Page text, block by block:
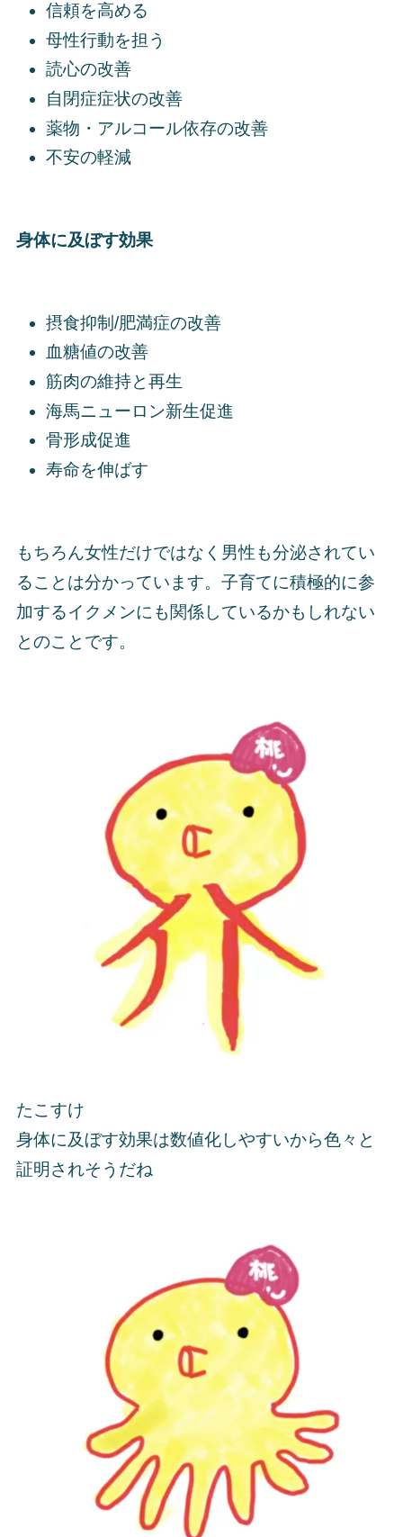
信頼を高める
母性行動を担う
読心の改善
自閉症症状の改善
薬物・アルコール依存の改善
不安の軽減
身体に及ぼす効果
摂食抑制/肥満症の改善
血糖値の改善
筋肉の維持と再生
海馬ニューロン新生促進
骨形成促進
寿命を伸ばす
もちろん女性だけではなく男性も分泌されてい
ることは分かっています。子育てに積極的に参
加するイクメンにも関係しているかもしれない
とのことです。
たこすけ
身体に及ぼす効果は数値化しやすいから色々と
証明されそうだね